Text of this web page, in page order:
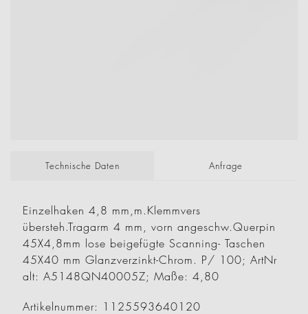
Technische Daten Anfrage
Einzelhaken 4,8 mm,m.Klemmvers
übersteh.Tragarm 4 mm, vorn angeschw.Querpin
45X4,8mm lose beigefügte Scanning- Taschen
45X40 mm Glanzverzinkt-Chrom. P/ 100; ArtNr
alt: A5148QN40005Z; Maße: 4,80
Artikelnummer: 1125593640120